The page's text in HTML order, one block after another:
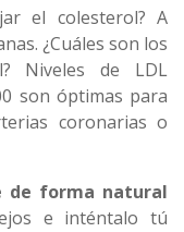
el colesterol? A
¿Cuáles son los
Niveles de LDL
son óptimas para
coronarias o
de forma natural
e inténtalo tú